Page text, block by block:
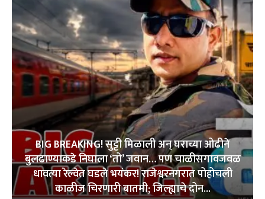
BIG BREAKING! सुट्टी मिळाली अन् घराच्या ओढीने
बुलढाण्याकडे निघाला ‘तो’ जवान… पण चाळीसगावजवळ
धावत्या रेल्वेत घडले भयंकर! राजेश्वरनगरात पोहोचली
काळीज चिरणारी बातमी; जिल्ह्याचे दोन...